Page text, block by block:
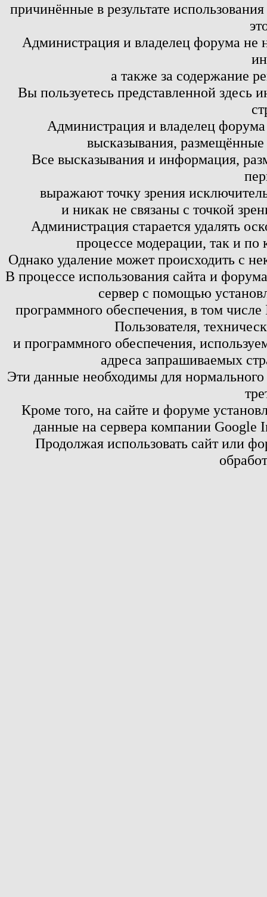
причинённые в результате
Администрация и владелец форума не
а также за содержание
Вы пользуетесь представленной здесь
Администрация и владелец
высказывания,
Все высказывания и информация,
выражают точку зрения
и никак не связаны с точкой
Администрация старается удалять
процессе модерации, так и по
Однако удаление может происходить с
В процессе использования сайта и
сервер с помощью
программного обеспечения, в том
Пользователя,
и программного обеспечения,
адреса запрашиваемых
Эти данные необходимы для
Кроме того, на сайте и форуме
данные на сервера компании
Продолжая использовать сайт или